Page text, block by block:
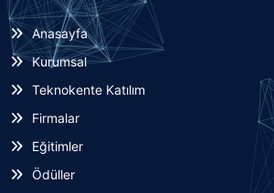
Anasayfa
Kurumsal
Teknokente Katılım
Firmalar
Eğitimler
Ödüller